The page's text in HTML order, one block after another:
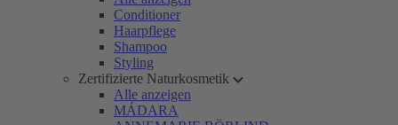
Conditioner
Haarpflege
Shampoo
Styling
Zertifizierte Naturkosmetik
Alle anzeigen
MÁDARA